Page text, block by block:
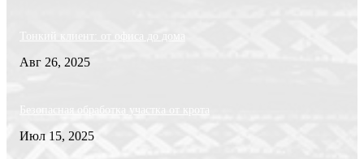
Тонкий клиент: от офиса до дома
Авг 26, 2025
Безопасная обработка участка от крота
Июл 15, 2025